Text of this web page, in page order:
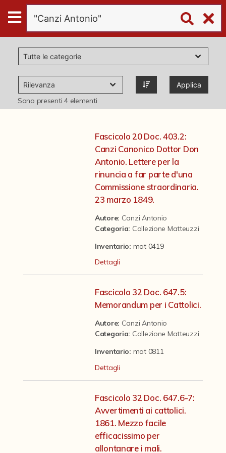
Digital
Humanities
Donazioni
Pubblicazioni
Il progetto Digital Humanities
Applica
Sono presenti4elementi
Fascicolo 20 Doc. 403.2:
Canzi Canonico Dottor Don
Antonio. Lettere per la
rinuncia a far parte d'una
Commissione straordinaria.
23 marzo 1849.
Autore: Canzi Antonio
Categoria: Collezione Matteuzzi
Inventario: mat 0419
Dettagli
Fascicolo 32 Doc. 647.5:
Memorandum per i Cattolici.
Autore: Canzi Antonio
Categoria: Collezione Matteuzzi
Inventario: mat 0811
Dettagli
Fascicolo 32 Doc. 647.6-7:
Avvertimenti ai cattolici.
1861. Mezzo facile
efficacissimo per
allontanare i mali.